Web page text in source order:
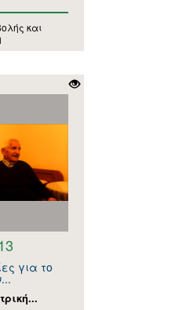
και
για το